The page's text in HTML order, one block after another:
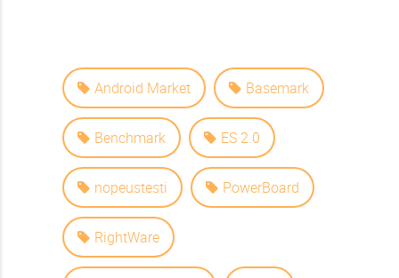
Android Market Basemark
Benchmark ES 2.0
nopeustesti PowerBoard
RightWare